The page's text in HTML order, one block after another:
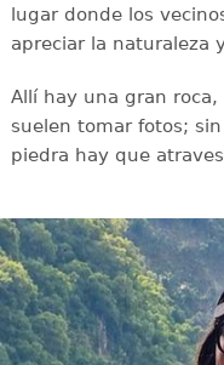
lugar donde los
apreciar la naturaleza
Allí hay una gran
suelen tomar fotos;
piedra hay que